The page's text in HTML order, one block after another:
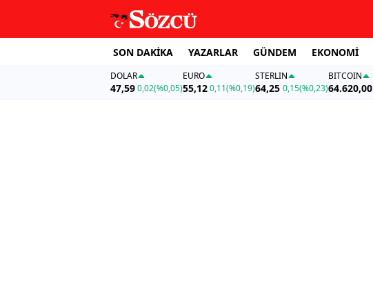
SON DAKİKA YAZARLAR GÜNDEM EKONOMİ
DOLAR
47,590,02(%0,05)
EURO
55,12 0,11(%0,19)
STERLIN
64,25 0,15(%0,23)
BITCOIN
64.620,00